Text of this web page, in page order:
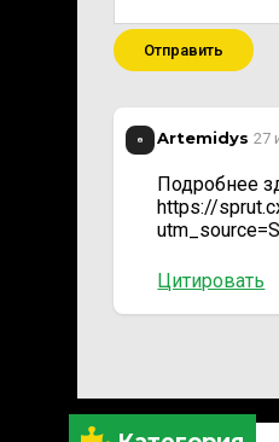
Отправить
Artemidys 27
Подробнее
https://
Цитировать